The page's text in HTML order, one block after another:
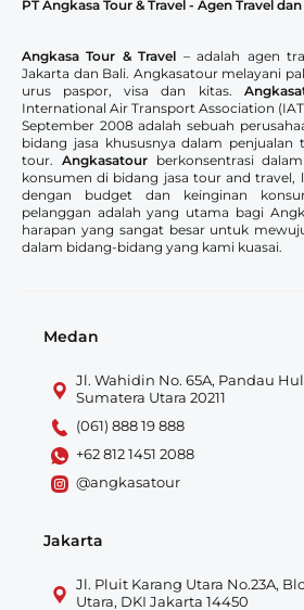
PT Angkasa Tour & Travel - Agen Travel
Angkasa Tour & Travel – adalah agen
Jakarta dan Bali. Angkasatour melayani
urus paspor, visa dan kitas.
International Air Transport Association
September 2008 adalah sebuah
bidang jasa khususnya dalam penjualan
tour. Angkasatourberkonsentrasi
konsumen di bidang jasa tour and travel,
dengan budget dan keinginan
pelanggan adalah yang utama bagi
harapan yang sangat besar untuk
dalam bidang-bidang yang kami kuasai.
Medan
Jl. Wahidin No. 65A, Pandau
Sumatera Utara 20211
(061) 888 19 888
+62 812 1451 2088
@angkasatour
Jakarta
Jl. Pluit Karang Utara No.23A,
Utara, DKI Jakarta 14450